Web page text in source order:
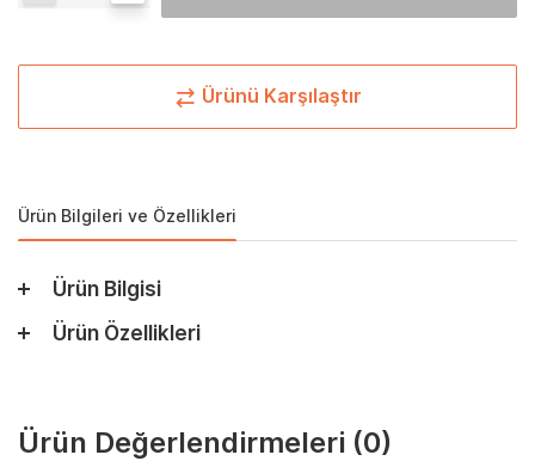
Ürünü Karşılaştır
Ürün Bilgileri ve Özellikleri
Ürün Bilgisi
Ürün Özellikleri
Ürün Değerlendirmeleri (0)